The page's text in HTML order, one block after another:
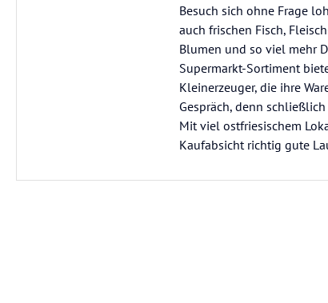
Besuch sich ohne Frage
auch frischen Fisch,
Blumen und so viel mehr
Supermarkt-Sortiment
Kleinerzeuger, die ihre
Gespräch, denn
Mit viel ostfriesischem
Kaufabsicht richtig gute